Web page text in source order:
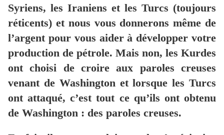
Syriens, les Iraniens et les Turcs (toujours
réticents) et nous vous donnerons même de
l’argent pour vous aider à développer votre
production de pétrole. Mais non, les Kurdes
ont choisi de croire aux paroles creuses
venant de Washington et lorsque les Turcs
ont attaqué, c’est tout ce qu’ils ont obtenu
de Washington : des paroles creuses.